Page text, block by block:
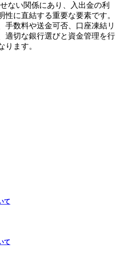
ない関係にあり、入出金の利
に直結する重要な要素です。
手数料や送金可否、口座凍結リ
適切な銀行選びと資金管理を行
ります。
て
て